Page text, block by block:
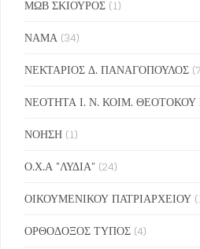
ΜΩΒ ΣΚΙΟΥΡΟΣ (1)
ΝΑΜΑ (34)
ΝΕΚΤΑΡΙΟΣ Δ. ΠΑΝΑΓΟΠΟΥΛΟΣ
ΝΕΟΤΗΤΑ Ι. Ν. ΚΟΙΜ.
ΝΟΗΣΗ (1)
Ο.Χ.Α "ΛΥΔΙΑ" (24)
ΟΙΚΟΥΜΕΝΙΚΟΥ ΠΑΤΡΙΑΡΧΕΙΟΥ
ΟΡΘΟΔΟΞΟΣ ΤΥΠΟΣ (4)